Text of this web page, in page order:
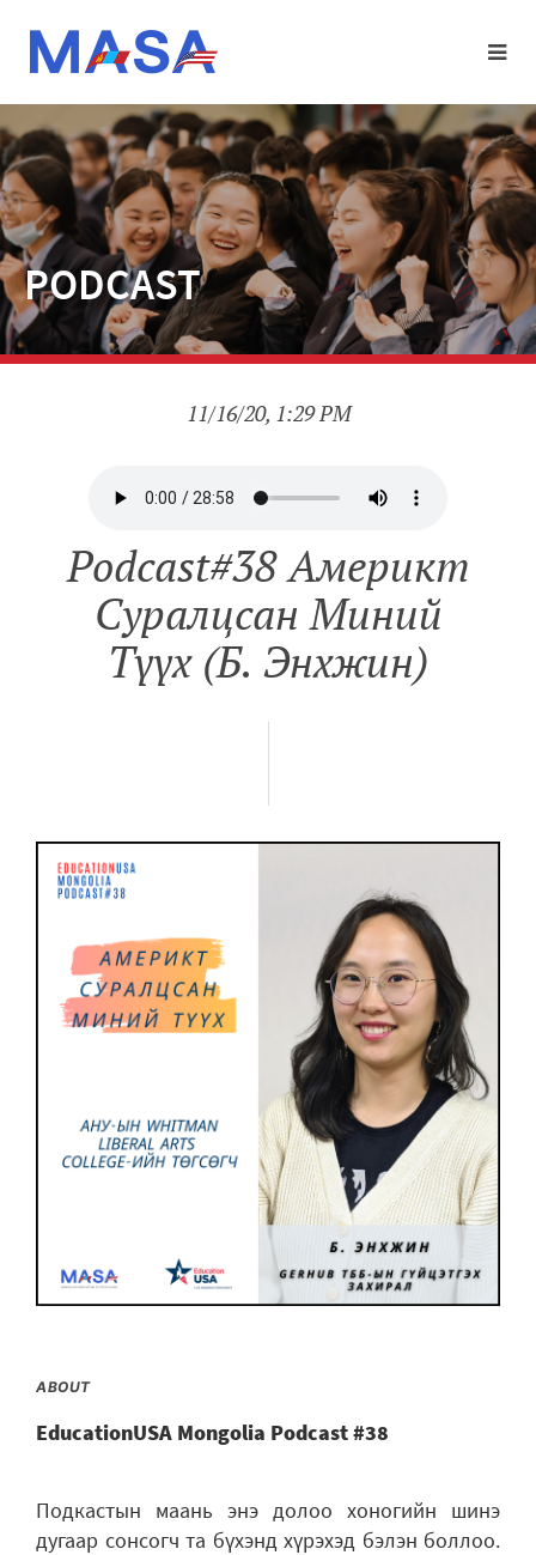
PODCAST
11/16/20, 1:29 PM
Podcast#38 Америкт
Суралцсан Миний
Түүх (Б. Энхжин)
ABOUT
EducationUSA Mongolia Podcast #38
Подкастын маань энэ долоо хоногийн шинэ
дугаар сонсогч та бүхэнд хүрэхэд бэлэн боллоо.